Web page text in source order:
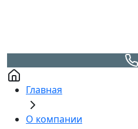
Главная
О компании